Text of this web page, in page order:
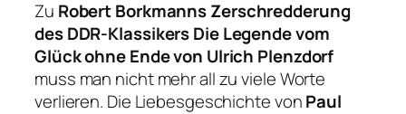
Zu Robert BorkmannsZerschredderung
des DDR-KlassikersDie Legende vom
Glück ohne Ende von Ulrich Plenzdorf
muss man nicht mehr all zu viele Worte
verlieren. Die Liebesgeschichte vonPaul